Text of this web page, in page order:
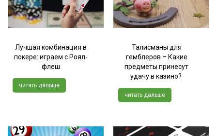
Лучшая комбинация в
покере: играем с Роял-
флеш
читать дальше
Талисманы для
гемблеров – Какие
предметы принесут
удачу в казино?
читать дальше